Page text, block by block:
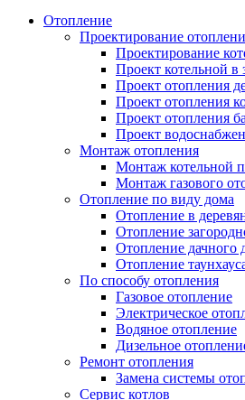
Отопление
Проектирование
Проектирование
Проект котельной в
Проект отопления
Проект отопления
Проект отопления
Проект
Монтаж отопления
Монтаж котельной
Монтаж газового
Отопление по виду дома
Отопление в
Отопление
Отопление дачного
Отопление
По способу отопления
Газовое отопление
Электрическое
Водяное отопление
Дизельное
Ремонт отопления
Замена системы
Сервис котлов